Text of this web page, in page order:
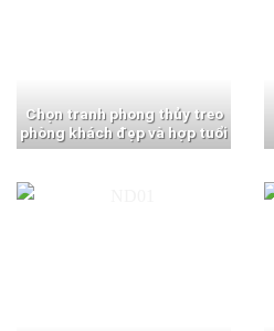
Chọn tranh phong thủy treo
phòng khách đẹp và hợp tuổi